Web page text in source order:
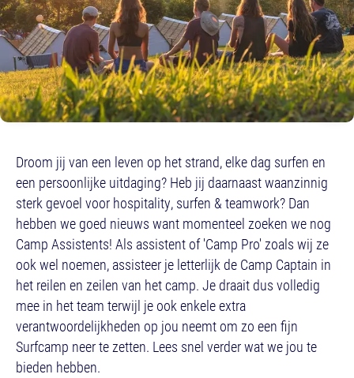
Droom jij van een leven op het strand, elke dag surfen en
een persoonlijke uitdaging? Heb jij daarnaast waanzinnig
sterk gevoel voor hospitality, surfen & teamwork? Dan
hebben we goed nieuws want momenteel zoeken we nog
Camp Assistents! Als assistent of 'Camp Pro' zoals wij ze
ook wel noemen, assisteer je letterlijk de Camp Captain in
het reilen en zeilen van het camp. Je draait dus volledig
mee in het team terwijl je ook enkele extra
verantwoordelijkheden op jou neemt om zo een fijn
Surfcamp neer te zetten. Lees snel verder wat we jou te
bieden hebben.